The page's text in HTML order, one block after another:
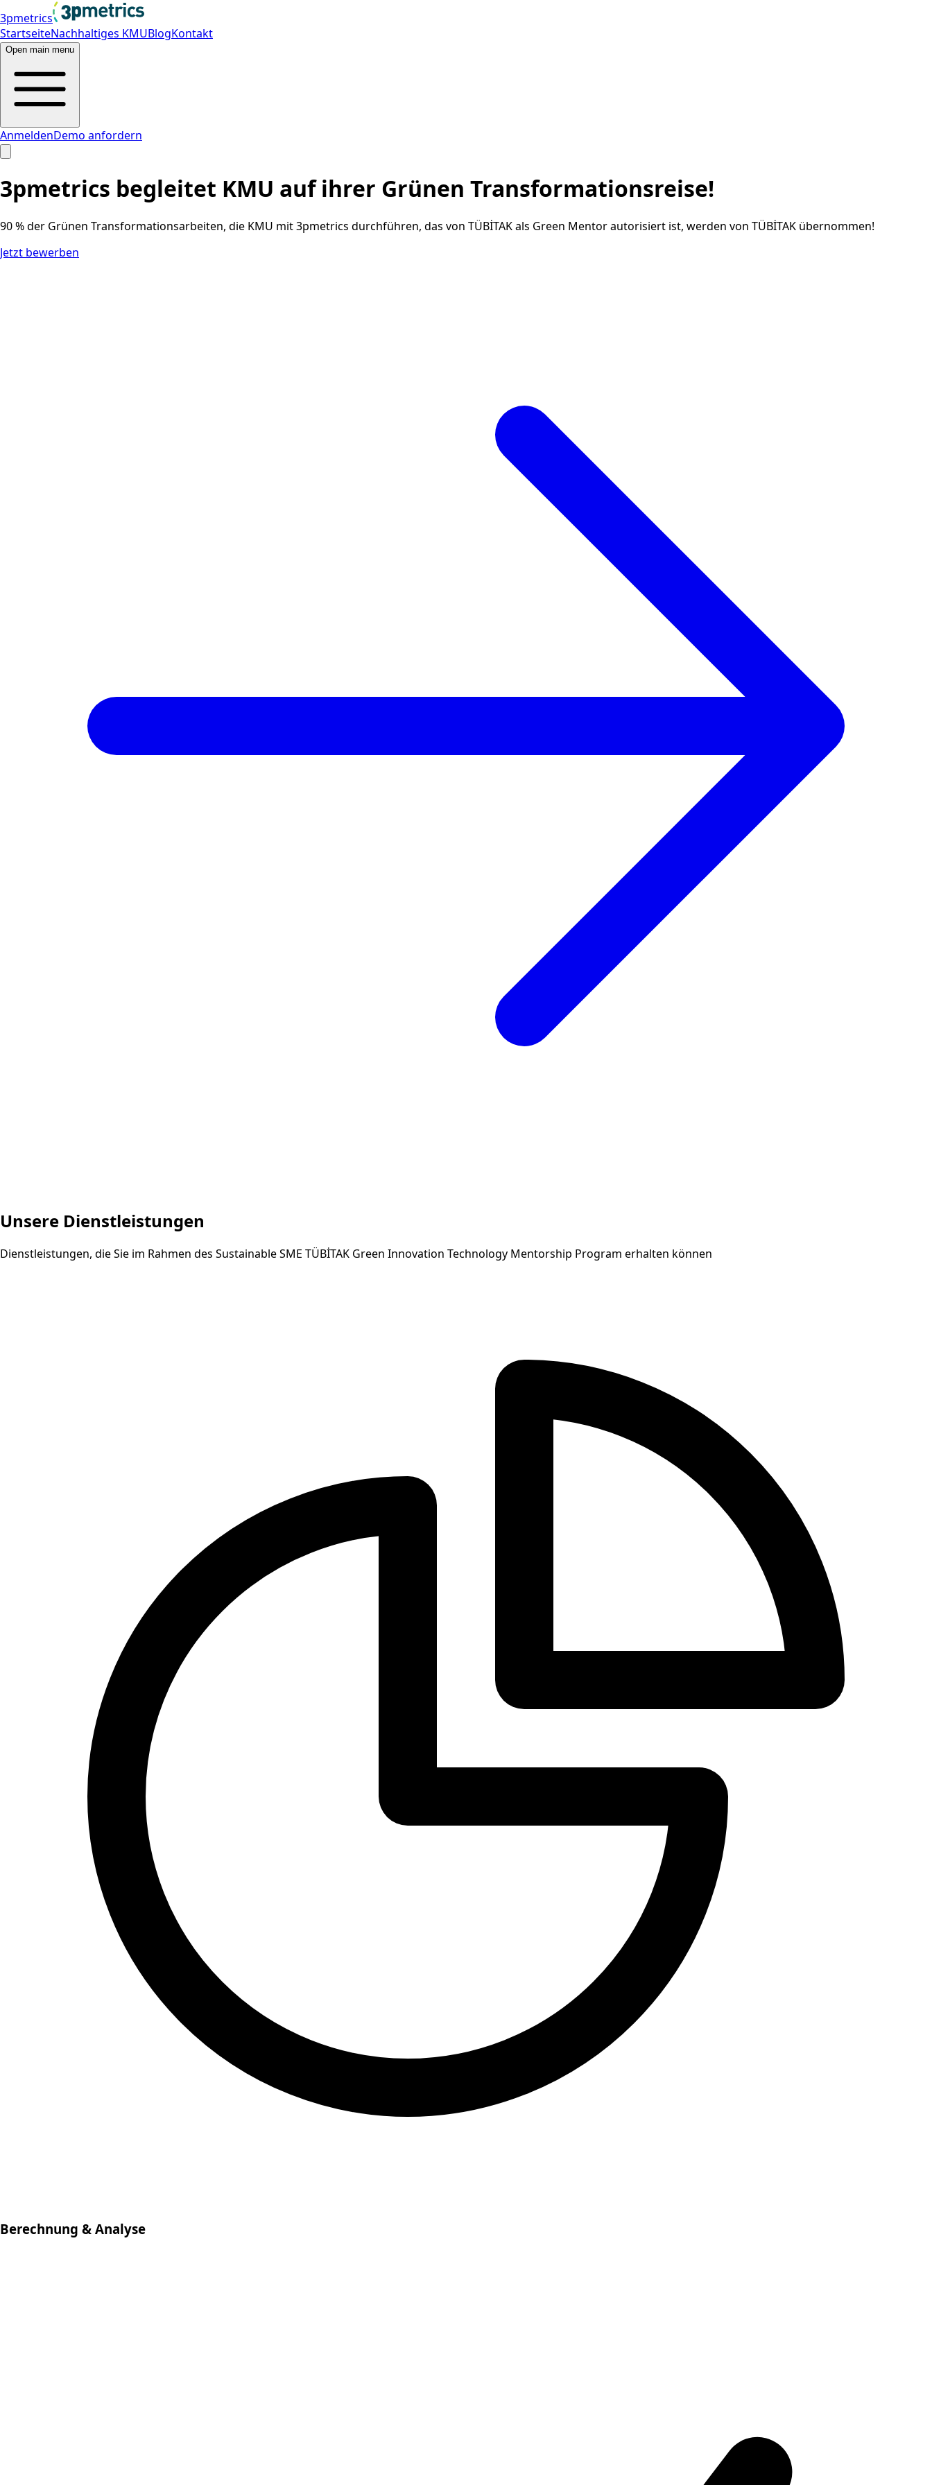
3pmetrics
StartseiteNachhaltiges KMUBlogKontakt
Open main menu
AnmeldenDemo anfordern
3pmetrics begleitet KMU auf ihrer Grünen Transformationsreise!
90 % der Grünen Transformationsarbeiten, die KMU mit 3pmetrics durchführen, das von TÜBİTAK als Green Mentor autorisiert ist, werden von TÜBİTAK übernommen!
Jetzt bewerben
Unsere Dienstleistungen
Dienstleistungen, die Sie im Rahmen des Sustainable SME TÜBİTAK Green Innovation Technology Mentorship Program erhalten können
Berechnung & Analyse